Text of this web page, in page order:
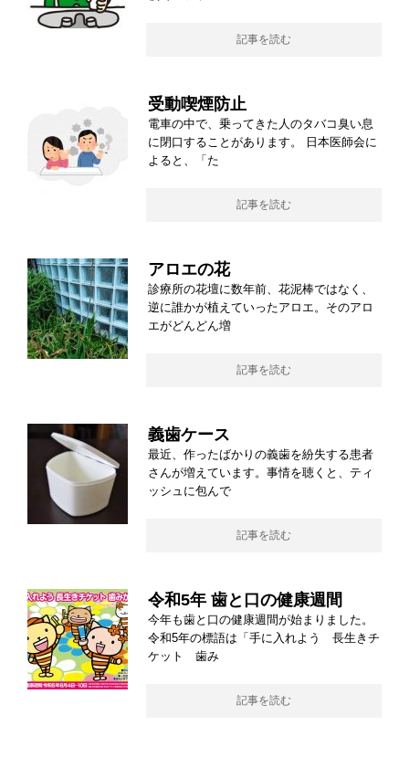
記事を読む
受動喫煙防止
電車の中で、乗ってきた人のタバコ臭い息
に閉口することがあります。 日本医師会に
よると、「た
記事を読む
アロエの花
診療所の花壇に数年前、花泥棒ではなく、
逆に誰かが植えていったアロエ。そのアロ
エがどんどん増
記事を読む
義歯ケース
最近、作ったばかりの義歯を紛失する患者
さんが増えています。事情を聴くと、ティ
ッシュに包んで
記事を読む
令和5年 歯と口の健康週間
今年も歯と口の健康週間が始まりました。
令和5年の標語は「手に入れよう 長生きチ
ケット 歯み
記事を読む